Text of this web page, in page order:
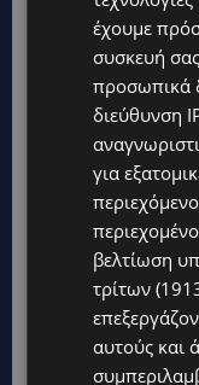
ευθύνη»
VIBE NEWS
ARLA
Protein Food
έχουμε
συσκευή
προσωπικά
διεύθυνση
για
βελτίωση
τρίτων
αυτούς και